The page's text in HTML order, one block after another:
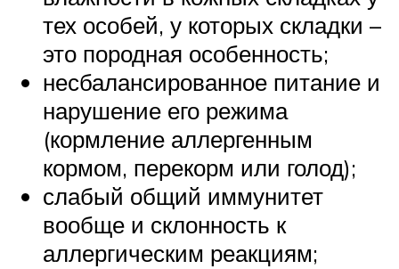
тех особей, у которых складки –
это породная особенность;
несбалансированное питание и
нарушение его режима
(кормление аллергенным
кормом, перекорм или голод);
слабый общий иммунитет
вообще и склонность к
аллергическим реакциям;